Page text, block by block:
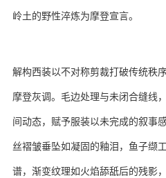
岭土的野性淬炼为摩登宣言。
解构西装以不对称剪裁打破传统秩
摩登灰调。毛边处理与未闭合缝线
间动态，赋予服装以未完成的叙事
丝褶皱垂坠如凝固的釉泪，鱼子缬
谱，渐变纹理如火焰舔舐后的残影